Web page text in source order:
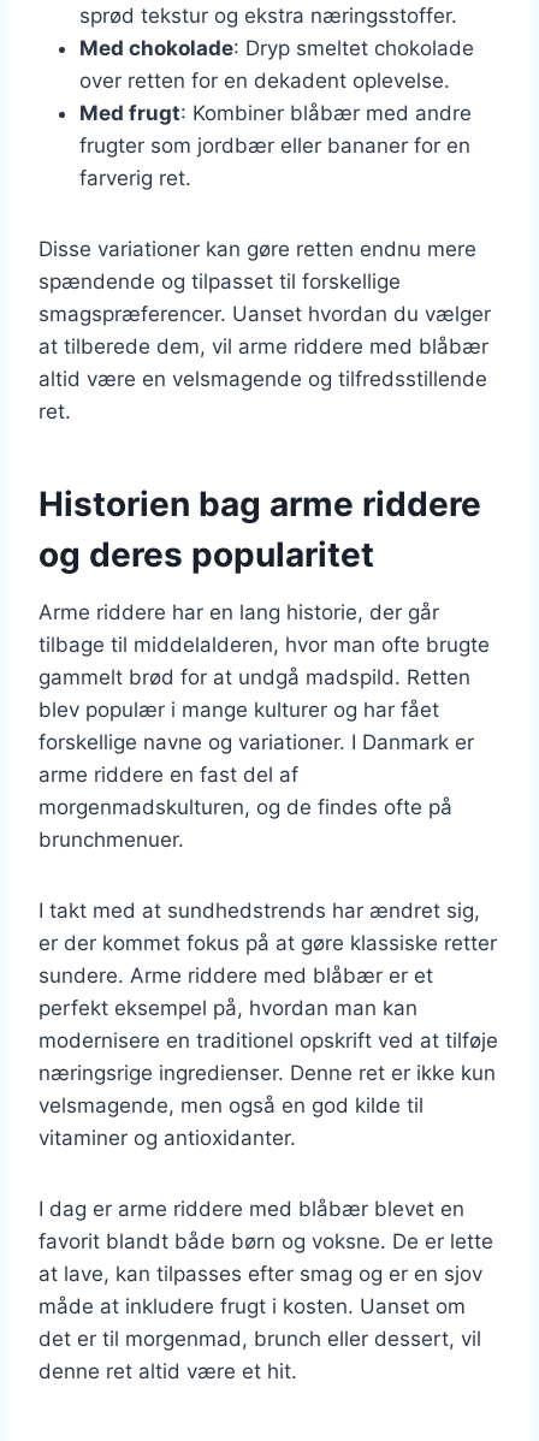
sprød tekstur og ekstra næringsstoffer.
Med chokolade: Dryp smeltet chokolade
over retten for en dekadent oplevelse.
Med frugt: Kombiner blåbær med andre
frugter som jordbær eller bananer for en
farverig ret.
Disse variationer kan gøre retten endnu mere
spændende og tilpasset til forskellige
smagspræferencer. Uanset hvordan du vælger
at tilberede dem, vil arme riddere med blåbær
altid være en velsmagende og tilfredsstillende
ret.
Historien bag arme riddere
og deres popularitet
Arme riddere har en lang historie, der går
tilbage til middelalderen, hvor man ofte brugte
gammelt brød for at undgå madspild. Retten
blev populær i mange kulturer og har fået
forskellige navne og variationer. I Danmark er
arme riddere en fast del af
morgenmadskulturen, og de findes ofte på
brunchmenuer.
I takt med at sundhedstrends har ændret sig,
er der kommet fokus på at gøre klassiske retter
sundere. Arme riddere med blåbær er et
perfekt eksempel på, hvordan man kan
modernisere en traditionel opskrift ved at tilføje
næringsrige ingredienser. Denne ret er ikke kun
velsmagende, men også en god kilde til
vitaminer og antioxidanter.
I dag er arme riddere med blåbær blevet en
favorit blandt både børn og voksne. De er lette
at lave, kan tilpasses efter smag og er en sjov
måde at inkludere frugt i kosten. Uanset om
det er til morgenmad, brunch eller dessert, vil
denne ret altid være et hit.